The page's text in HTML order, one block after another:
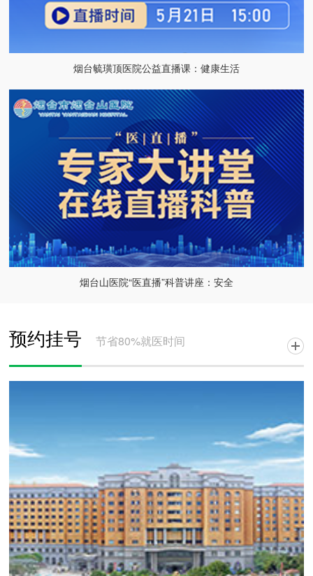
烟台毓璜顶医院公益直播课：健康生活
烟台山医院“医直播”科普讲座：安全
预约挂号 节省80%就医时间